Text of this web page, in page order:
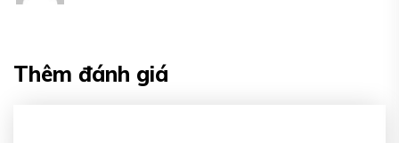
Thêm đánh giá